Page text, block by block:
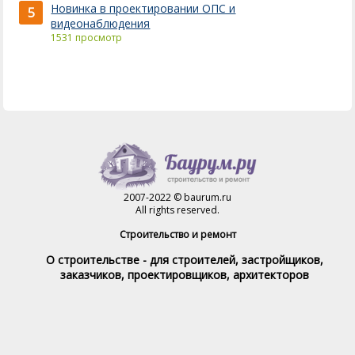
5
Новинка в проектировании ОПС и
видеонаблюдения
1531 просмотр
2007-2022 © baurum.ru
All rights reserved.
Строительство и ремонт
О строительстве - для строителей, застройщиков,
заказчиков, проектировщиков, архитекторов